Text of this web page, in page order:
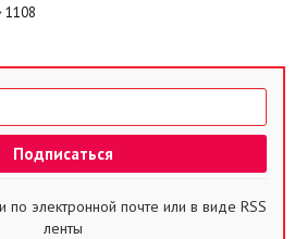
1108
по электронной почте или в виде RSS
ленты